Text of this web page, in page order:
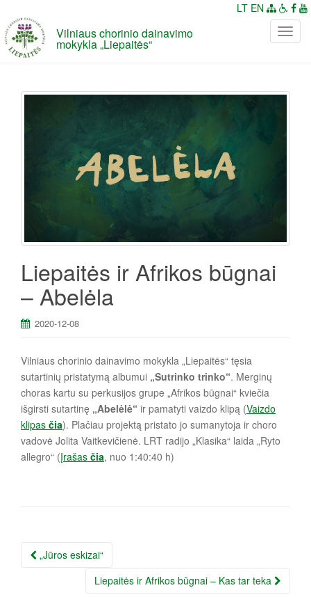
P
u
g
Vilniaus chorinio dainavimo
mokykla „Liepaitės“
LT EN
Liepaitės ir Afrikos būgnai
– Abelėla
2020-12-08
Vilniaus chorinio dainavimo mokykla „Liepaitės“ tęsia
sutartinių pristatymą albumui „Sutrinko trinko“. Merginų
choras kartu su perkusijos grupe „Afrikos būgnai“ kviečia
išgirsti sutartinę „Abelėlė“ ir pamatyti vaizdo klipą (Vaizdo
klipas čia). Plačiau projektą pristato jo sumanytoja ir choro
vadovė Jolita Vaitkevičienė. LRT radijo „Klasika“ laida „Ryto
allegro“ (Įrašas čia, nuo 1:40:40 h)
Įrašo
navigacija
„Jūros eskizai“
Liepaitės ir Afrikos būgnai – Kas tar teka